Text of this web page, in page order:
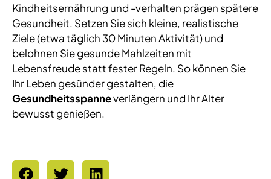
Kindheitsernährung und -verhalten prägen spätere
Gesundheit. Setzen Sie sich kleine, realistische
Ziele (etwa täglich 30 Minuten Aktivität) und
belohnen Sie gesunde Mahlzeiten mit
Lebensfreude statt fester Regeln. So können Sie
Ihr Leben gesünder gestalten, die
Gesundheitsspanneverlängern und Ihr Alter
bewusst genießen.